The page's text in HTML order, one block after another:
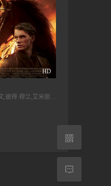
HD
杰瑞米·艾文,彼得·穆兰,艾米丽·沃森,本尼迪克特·康伯巴奇,汤姆·希德勒斯顿,大卫·休里斯,尼尔斯·阿贺斯图普,席琳·邦金斯,大卫·克劳斯,托比·凯贝尔,帕特里克·肯尼迪

